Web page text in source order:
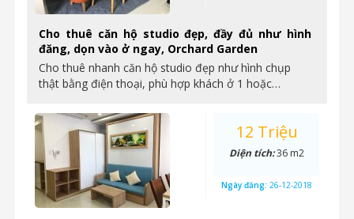
Cho thuê căn hộ studio đẹp, đầy đủ như hình
đăng, dọn vào ở ngay, Orchard Garden
Cho thuê nhanh căn hộ studio đẹp như hình chụp
thật bằng điện thoại, phù hợp khách ở 1 hoặc…
12 Triệu
Diện tích:36 m2
Ngày đăng: 26-12-2018